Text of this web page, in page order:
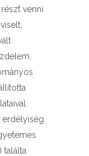
venni
erdélyiség
találta